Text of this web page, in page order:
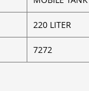
220 LITER
7272